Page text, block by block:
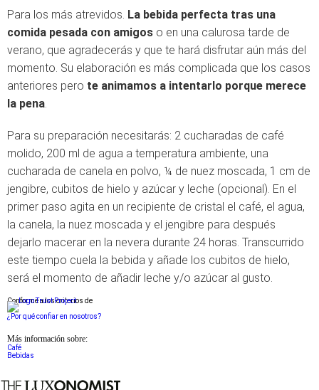
Para los más atrevidos. La bebida perfecta tras una
comida pesada con amigos o en una calurosa tarde de
verano, que agradecerás y que te hará disfrutar aún más del
momento. Su elaboración es más complicada que los casos
anteriores pero te animamos a intentarlo porque merece
la pena.
Para su preparación necesitarás: 2 cucharadas de café
molido, 200 ml de agua a temperatura ambiente, una
cucharada de canela en polvo, ¼ de nuez moscada, 1 cm de
jengibre, cubitos de hielo y azúcar y leche (opcional). En el
primer paso agita en un recipiente de cristal el café, el agua,
la canela, la nuez moscada y el jengibre para después
dejarlo macerar en la nevera durante 24 horas. Transcurrido
este tiempo cuela la bebida y añade los cubitos de hielo,
será el momento de añadir leche y/o azúcar al gusto.
Conforme a los criterios de
¿Por qué confiar en nosotros?
Más información sobre:
Café
Bebidas